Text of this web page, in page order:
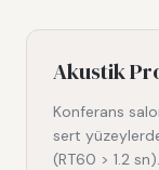
Akustik
Konferans
sert
(RT60 > 1.2